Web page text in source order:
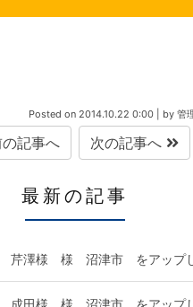
Posted on 2014.10.22 0:00 by 管
記事へ 次の記事へ
最新の記事
芹澤様 様 沼津市 をアップし
成田様 様 沼津市 をアップし